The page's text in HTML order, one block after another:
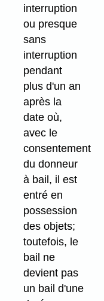
interruption
ou presque
sans
interruption
pendant
plus d'un an
après la
date où,
avec le
consentement
du donneur
à bail, il est
entré en
possession
des objets;
toutefois, le
bail ne
devient pas
un bail d'une